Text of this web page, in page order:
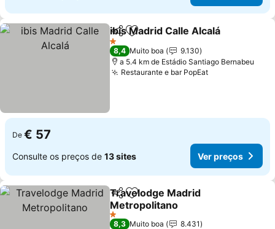
PartilharAdicionar aos favoritos
ibis Madrid Calle Alcalá
1 Estrelas
8,4 Muito boa
9.130
a 5.4 km de Estádio Santiago Bernabeu
Restaurante e bar PopEatVer preços
De € 57
Consulte os preços de 13 sites Ver preços
PartilharAdicionar aos favoritos
Travelodge Madrid
Metropolitano
Ver preços
1 Estrelas
8,3 Muito boa
8.431